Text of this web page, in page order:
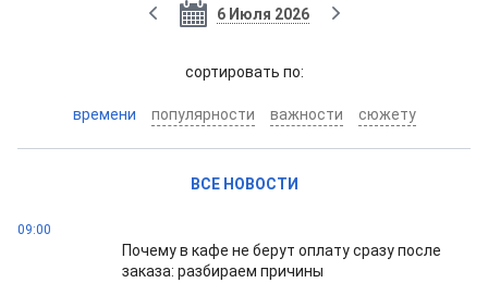
6 Июля 2026
cортировать по:
времени популярности важности сюжету
ВСЕ НОВОСТИ
09:00
Почему в кафе не берут оплату сразу после
заказа: разбираем причины